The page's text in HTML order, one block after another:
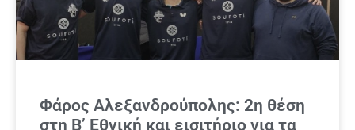
Φάρος Αλεξανδρούπολης: 2η θέση
στη Β’ Εθνική και εισιτήριο για τα